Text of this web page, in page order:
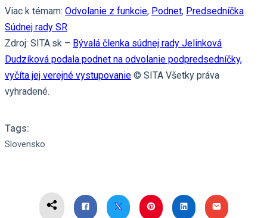
Viac k témam: Odvolanie z funkcie, Podnet, Predsedníčka
Súdnej rady SR
Zdroj: SITA.sk – Bývalá členka súdnej rady Jelinková
Dudzíková podala podnet na odvolanie podpredsedníčky,
vyčíta jej verejné vystupovanie © SITA Všetky práva
vyhradené.
Tags:
Slovensko